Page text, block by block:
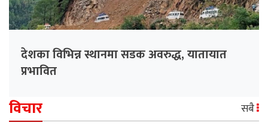
देशका विभिन्न स्थानमा सडक अवरुद्ध, यातायात
प्रभावित
विचार सबै